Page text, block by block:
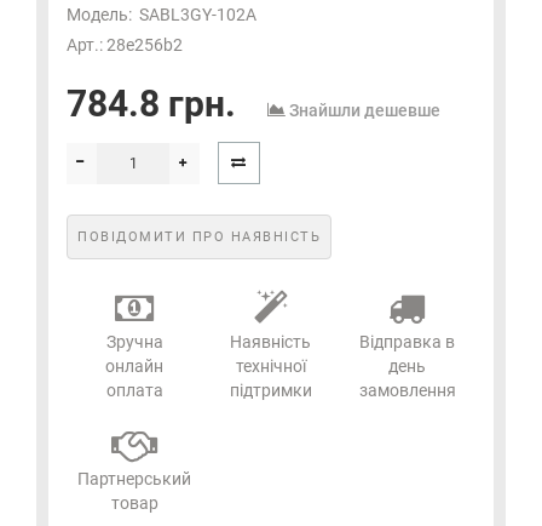
Модель: SABL3GY-102A
Арт.: 28e256b2
784.8 грн. Знайшли дешевше
ПОВІДОМИТИ ПРО НАЯВНІСТЬ
Зручна
онлайн
оплата
Наявність
технічної
підтримки
Відправка в
день
замовлення
Партнерський
товар